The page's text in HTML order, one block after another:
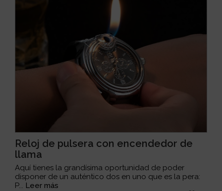
Reloj de pulsera con encendedor de
llama
Aquí tienes la grandísima oportunidad de poder
disponer de un auténtico dos en uno que es la pera:
P... Leer más